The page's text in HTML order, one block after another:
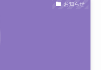
お知らせ